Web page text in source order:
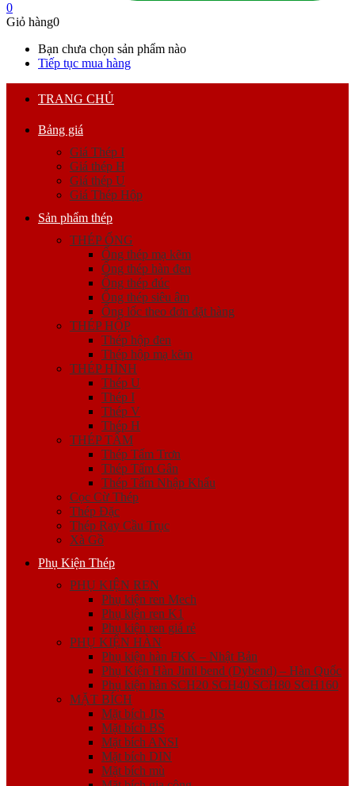
0
Giỏ hàng0
Bạn chưa chọn sản phẩm nào
Tiếp tục mua hàng
TRANG CHỦ
Bảng giá
Giá Thép I
Giá thép H
Giá thép U
Giá Thép Hộp
Sản phẩm thép
THÉP ỐNG
Ống thép mạ kẽm
Ống thép hàn đen
Ống thép đúc
Ống thép siêu âm
Ống lốc theo đơn đặt hàng
THÉP HỘP
Thép hộp đen
Thép hộp mạ kẽm
THÉP HÌNH
Thép U
Thép I
Thép V
Thép H
THÉP TẤM
Thép Tấm Trơn
Thép Tấm Gân
Thép Tấm Nhập Khẩu
Cọc Cừ Thép
Thép Đặc
Thép Ray Cầu Trục
Xà Gồ
Phụ Kiện Thép
PHỤ KIỆN REN
Phụ kiện ren Mech
Phụ kiện ren K1
Phụ kiện ren giá rẻ
PHỤ KIỆN HÀN
Phụ kiện hàn FKK – Nhật Bản
Phụ Kiện Hàn Jinil bend (Dybend) – Hàn Quốc
Phụ kiện hàn SCH20 SCH40 SCH80 SCH160
MẶT BÍCH
Mặt bích JIS
Mặt bích BS
Mặt bích ANSI
Mặt bích DIN
Mặt bích mù